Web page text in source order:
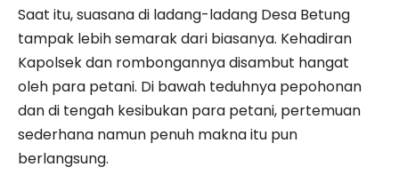
Saat itu, suasana di ladang-ladang Desa Betung
tampak lebih semarak dari biasanya. Kehadiran
Kapolsek dan rombongannya disambut hangat
oleh para petani. Di bawah teduhnya pepohonan
dan di tengah kesibukan para petani, pertemuan
sederhana namun penuh makna itu pun
berlangsung.